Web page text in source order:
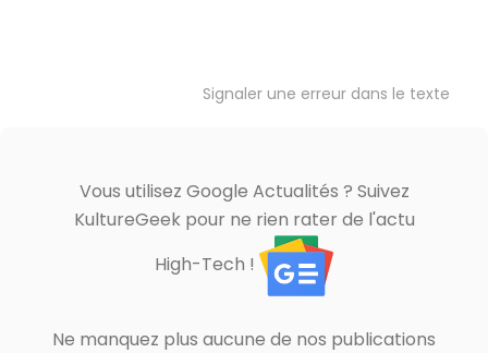
Signaler une erreur dans le texte
Vous utilisez Google Actualités ? Suivez
KultureGeek pour ne rien rater de l'actu
High-Tech !
Ne manquez plus aucune de nos publications